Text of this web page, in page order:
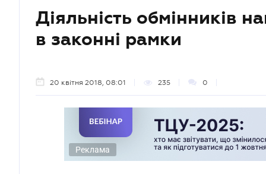
Діяльність обмінників
в законні рамки
20 квітня 2018, 08:01 235 0
Реклама